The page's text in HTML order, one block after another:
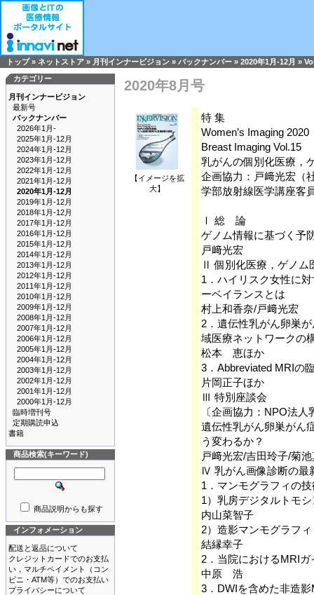
トップ» ネットストア » 月刊インナービジョン » バックナンバー » 2020年1月-12月 »
カテゴリー
月刊インナービジョン
最新号
バックナンバー
2026年1月-
2025年1月-12月
2024年1月-12月
2023年1月-12月
2022年1月-12月
2021年1月-12月
2020年1月-12月
2019年1月-12月
2018年1月-12月
2017年1月-12月
2016年1月-12月
2015年1月-12月
2014年1月-12月
2013年1月-12月
2012年1月-12月
2011年1月-12月
2010年1月-12月
2009年1月-12月
2008年1月-12月
2007年1月-12月
2006年1月-12月
2005年1月-12月
2004年1月-12月
2003年1月-12月
2002年1月-12月
2001年1月-12月
2000年1月-12月
臨時増刊号
定期購読申込
書籍
商品検索(キーワード)
商品説明からも探す
インフォメーション
配送と返品について
クレジットカードでのお支払
い，マルチペイメント（コン
ビニ・ATM等）でのお支払い
プライバシーについて
2020年8月号
【イメージを拡
大】
特 集
Women’s Imaging 2020
Breast Imaging Vol.15
乳がんの個別化医療，
企画協力：戸﨑光宏（
学部放射線医学講座客
Ⅰ 総 論
ゲノム情報に基づく予
戸﨑光宏
Ⅱ 個別化医療，ゲノム
1．ハイリスク女性に
ーベイランスとは
村上和香奈/戸﨑光宏
2．遺伝性乳がん卵巣
域医療ネットワークの
松本 恵ほか
3．Abbreviated MRIの
片岡正子ほか
Ⅲ 特別座談会
〔企画協力：NPO法
遺伝性乳がん卵巣がん
う変わるか？
戸﨑光宏/吉田玲子/菊
Ⅳ 乳がん画像診断の最
1．マンモグラフィの
1）乳房デジタルトモ
内山菜智子
2）造影マンモグラフィ
結縁幸子
2．当院におけるMRIガ
中原 浩
3．DWIを含めた非造